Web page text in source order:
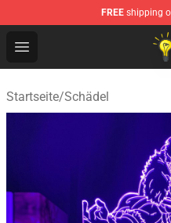
FREE shipping
Open menu
Anime Lamp Shop -
Startseite/Schädel